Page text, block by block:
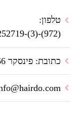
טלפון:
(972)-(3)-5252719
כתובת: פינסקר 66, תל אביב